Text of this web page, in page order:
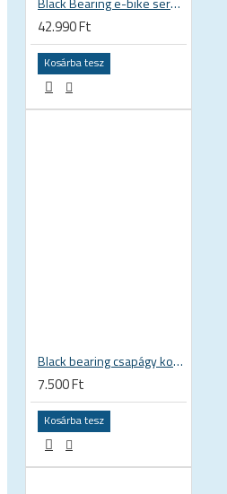
42.990 Ft
Kosárba tesz
Black bearing csapágy kormánycsapágy 35 × 45.3 × 7.3 mm 45° / 45° mm HB-C16
7.500 Ft
Kosárba tesz